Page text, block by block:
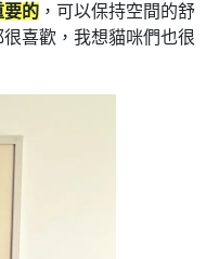
要的 ，可以保持空間的舒
喜歡，我想貓咪們也很